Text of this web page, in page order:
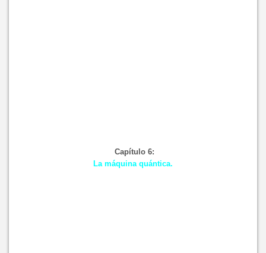
Capítulo 6:
La máquina quántica.